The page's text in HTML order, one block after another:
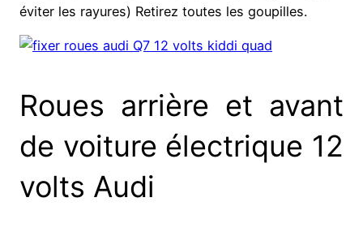
éviter les rayures) Retirez toutes les goupilles.
Roues arrière et avant
de voiture électrique 12
volts Audi